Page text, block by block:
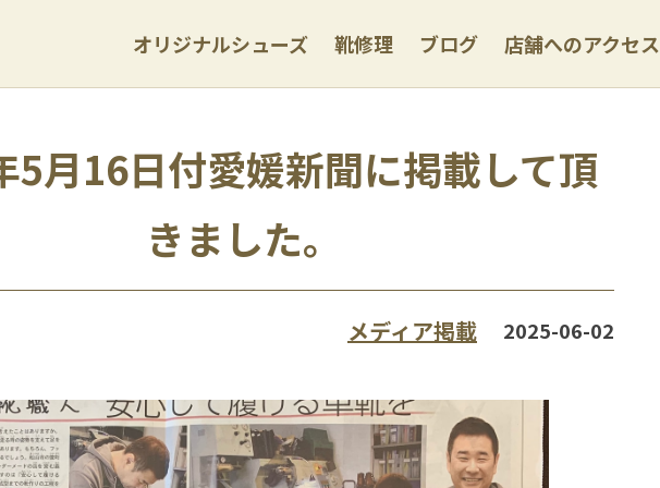
オリジナルシューズ 靴修理 ブログ 店舗へのアクセス
5月16日付愛媛新聞に掲載して頂
きました。
メディア掲載 2025-06-02